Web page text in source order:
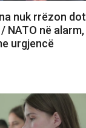
nuk rrëzon dot
NATO në alarm,
urgjencë